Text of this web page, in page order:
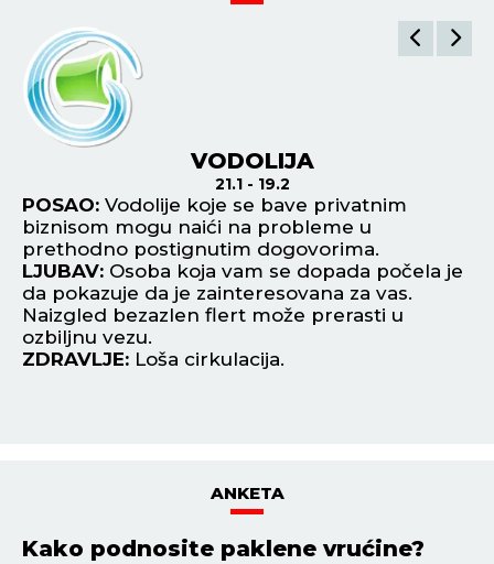
VODOLIJA
21.1 - 19.2
POSAO: Vodolije koje se bave privatnim
biznisom mogu naići na probleme u
prethodno postignutim dogovorima.
LJUBAV: Osoba koja vam se dopada počela je
da pokazuje da je zainteresovana za vas.
Naizgled bezazlen flert može prerasti u
ozbiljnu vezu.
ZDRAVLJE: Loša cirkulacija.
ANKETA
Kako podnosite paklene vrućine?